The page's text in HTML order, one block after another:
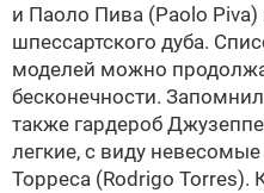
и Паоло Пива (Paolo
шпессартского дуба.
моделей можно
бесконечности.
также гардероб
легкие, с виду
Торреса (Rodrigo Torres).